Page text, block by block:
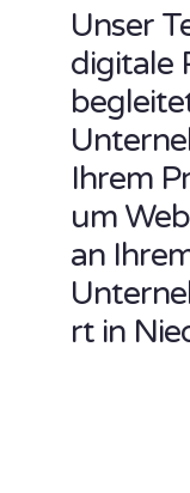
Unser
digitale
Ihrem
um
an
rt in